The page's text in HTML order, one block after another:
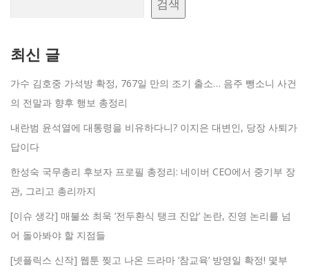
검색
최신 글
가수 김호중 가석방 확정, 767일 만의 조기 출소… 음주 뺑소니 사건
의 전말과 향후 행보 총정리
내란범 윤석열에 대통령을 비유하다니? 이지은 대변인, 당장 사퇴가
답이다
한성숙 국무총리 후보자 프로필 총정리: 네이버 CEO에서 중기부 장
관, 그리고 총리까지
[이슈 생각] 매불쑈 최욱 ‘전두환식 탱크 진압’ 논란, 진영 논리를 넘
어 돌아봐야 할 지점들
[넷플릭스 신작] 웹툰 찢고 나온 드라마 ‘참교육’ 방영일 확정! 몇부